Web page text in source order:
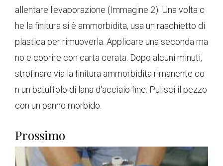
allentare l'evaporazione (Immagine 2). Una volta c
he la finitura si è ammorbidita, usa un raschietto di
plastica per rimuoverla. Applicare una seconda ma
no e coprire con carta cerata. Dopo alcuni minuti,
strofinare via la finitura ammorbidita rimanente co
n un batuffolo di lana d'acciaio fine. Pulisci il pezzo
con un panno morbido.
Prossimo